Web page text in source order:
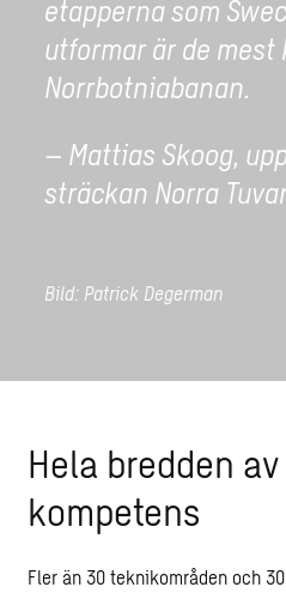
etapperna som
utformar är de mest
Norrbotniabanan.
– Mattias Skoog,
sträckan Norra
Bild: Patrick Degerman
Hela bredden
kompetens
Fler än 30 teknikområden och